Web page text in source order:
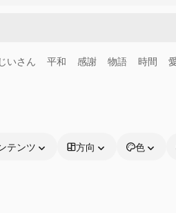
いさん 平和 感謝 物語 時間
テンツ 方向 色